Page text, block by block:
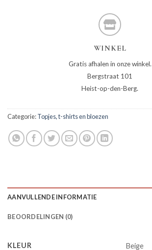
WINKEL
Gratis afhalen in onze winkel.
Bergstraat 101
Heist-op-den-Berg.
Categorie:Topjes, t-shirts en bloezen
AANVULLENDE INFORMATIE
BEOORDELINGEN (0)
KLEUR Beige